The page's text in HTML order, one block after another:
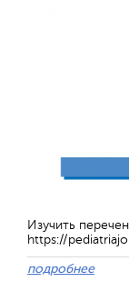
Изучить
https://
подробнее